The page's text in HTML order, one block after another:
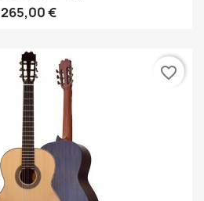
265,00 €
favorite_border